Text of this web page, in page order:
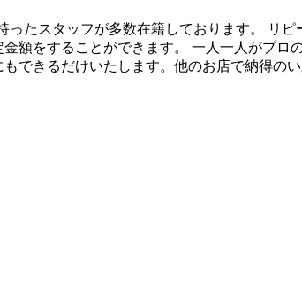
たスタッフが多数在籍しております。 リピ
額をすることができます。 一人一人がプ
できるだけいたします。他のお店で納得の